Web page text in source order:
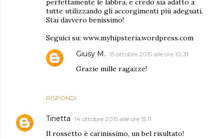
perfettamente le labbra, e credo sia adatto a
tutte utilizzando gli accorgimenti più adeguati.
Stai davvero benissimo!
Seguici su: www.myhipsteria.wordpress.com
RISPONDI
Giusy M. 15 ottobre 2015 alle ore 10:31
Grazie mille ragazze!
Tinetta 14 ottobre 2015 alle ore 15:11
Il rossetto è carinissimo, un bel risultato!